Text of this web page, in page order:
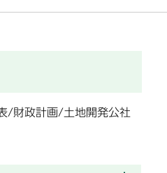
/財政計画/土地開発公社